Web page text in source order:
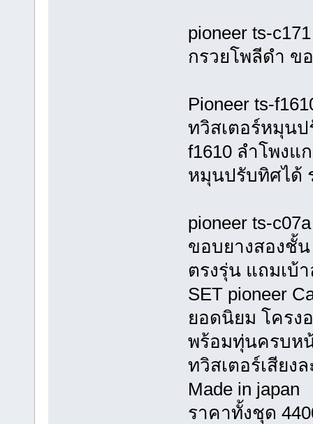
pioneer ts-
กรวยโพลีดำ ข
Pioneer ts-
ทวิสเตอร์หมุนป
f1610 ลำโพง
หมุนปรับทิศได้
pioneer ts-
ขอบยางสองชั้น
ตรงรุ่น แถมเบ้
SET pioneer
ยอดนิยม โครง
พร้อมทุ่นครบห
ทวิสเตอร์เสียง
Made in japan
ราคาทั้งชุด